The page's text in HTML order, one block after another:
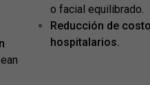
o facial equilibrado.
Reducción de
hospitalarios.